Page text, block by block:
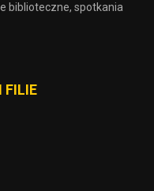
biblioteczne, spotkania
FILIE